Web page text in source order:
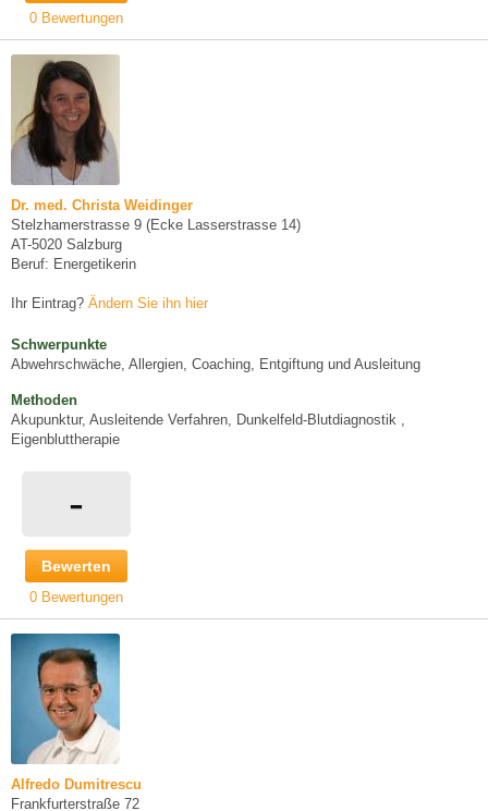
0 Bewertungen
Dr. med. Christa Weidinger
Stelzhamerstrasse 9 (Ecke Lasserstrasse 14)
AT-5020 Salzburg
Beruf: Energetikerin
Ihr Eintrag? Ändern Sie ihn hier
Schwerpunkte
Abwehrschwäche, Allergien, Coaching, Entgiftung und Ausleitung
Methoden
Akupunktur, Ausleitende Verfahren, Dunkelfeld-Blutdiagnostik ,
Eigenbluttherapie
-
Bewerten
0 Bewertungen
Alfredo Dumitrescu
Frankfurterstraße 72